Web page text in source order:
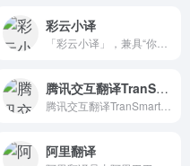
彩云小译
腾讯交互翻译TranSmart
阿里翻译